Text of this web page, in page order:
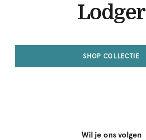
Lodger
SHOP COLLECTIE
Wil je ons volgen